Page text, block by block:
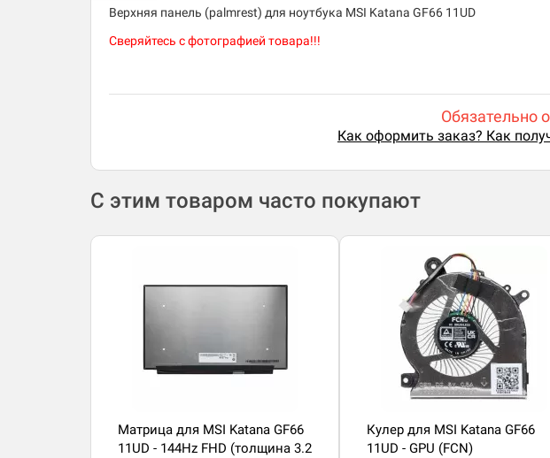
Верхняя панель (palmrest) для ноутбука MSI Katana GF66 11UD
Сверяйтесь с фотографией товара!!!
Обязательно
Как оформить заказ? Как
С этим товаром часто покупают
Матрица для MSI Katana GF66
11UD - 144Hz FHD (толщина 3.2
Кулер для MSI Katana GF66
11UD - GPU (FCN)